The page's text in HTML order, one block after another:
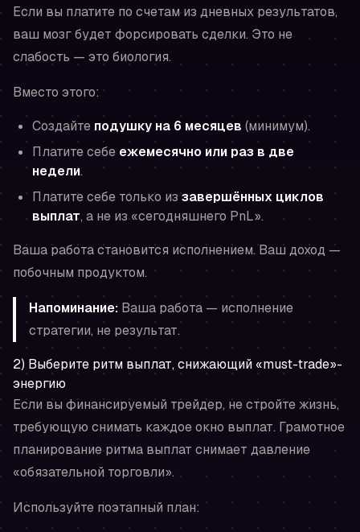
Если вы платите по счетам из дневных результатов,
ваш мозг будет форсировать сделки. Это не
слабость — это биология.
Вместо этого:
Создайте подушку на 6 месяцев (минимум).
Платите себе ежемесячно или раз в две
недели.
Платите себе только иззавершённых циклов
выплат, а не из «сегодняшнего PnL».
Ваша работа становится исполнением. Ваш доход —
побочным продуктом.
Напоминание: Ваша работа — исполнение
стратегии, не результат.
2) Выберите ритм выплат, снижающий «must-trade»-
энергию
Если вы финансируемый трейдер, не стройте жизнь,
требующую снимать каждое окно выплат. Грамотное
планирование ритма выплат снимает давление
«обязательной торговли».
Используйте поэтапный план: